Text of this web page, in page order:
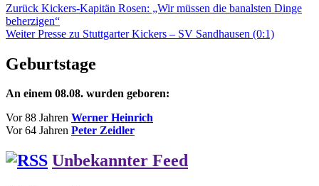
Beitragsnavigation
Zurück Vorheriger
Beitrag:
Kickers-Kapitän Rosen: „Wir müssen die banalsten Dinge
beherzigen“
Weiter Nächster
Presse zu Stuttgarter Kickers – SV Sandhausen (0:1)
Geburtstage
An einem 08.08. wurden geboren:
Vor 88 Jahren Werner Heinrich
Vor 64 Jahren Peter Zeidler
Unbekannter Feed